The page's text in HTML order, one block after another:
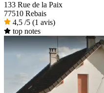
133 Rue de la Paix
77510 Rebais
4,5 /5 (1 avis)
top notes